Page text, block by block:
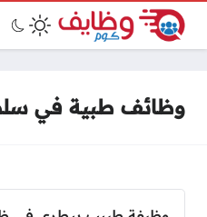
وظائف طبية في